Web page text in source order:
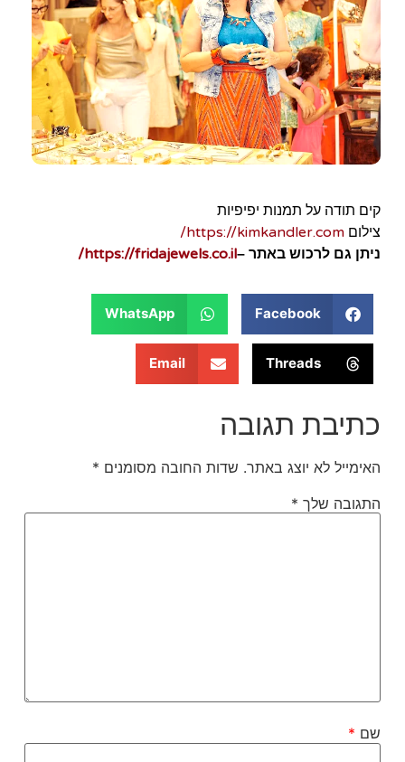
קים תודה על תמנות יפיפיות
צילום https://kimkandler.com/
ניתן גם לרכוש באתר –https://fridajewels.co.il/
Facebook
WhatsApp
Threads
Email
כתיבת תגובה
האימייל לא יוצג באתר. שדות החובה מסומנים *
התגובה שלך *
שם *